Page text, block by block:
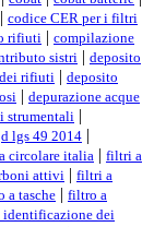
| codice CER per i filtri
rifiuti | compilazione
sistri | deposito
rifiuti | deposito
| depurazione acque
strumentali |
d lgs 49 2014 |
circolare italia | filtri a
attivi | filtri a
a tasche | filtro a
dei